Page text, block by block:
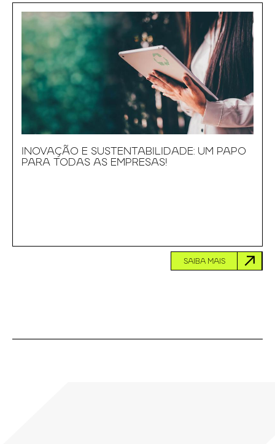
INOVAÇÃO E SUSTENTABILIDADE: UM PAPO
PARA TODAS AS EMPRESAS!
SAIBA MAIS